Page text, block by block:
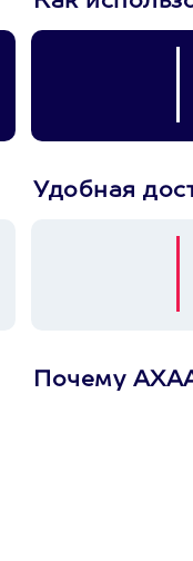
Удобная
Почему